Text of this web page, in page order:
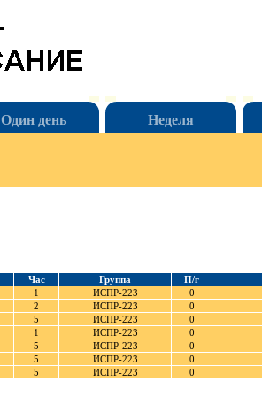
Один день Неделя
Час Группа П/г
1 ИСПР-223 0
2 ИСПР-223 0
5 ИСПР-223 0
1 ИСПР-223 0
5 ИСПР-223 0
5 ИСПР-223 0
5 ИСПР-223 0